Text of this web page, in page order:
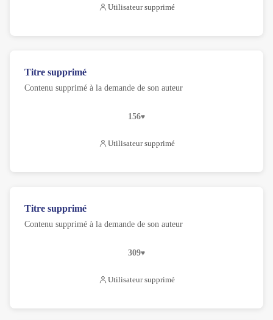
Utilisateur supprimé
Titre supprimé
Contenu supprimé à la demande de son auteur
156
Utilisateur supprimé
Titre supprimé
Contenu supprimé à la demande de son auteur
309
Utilisateur supprimé